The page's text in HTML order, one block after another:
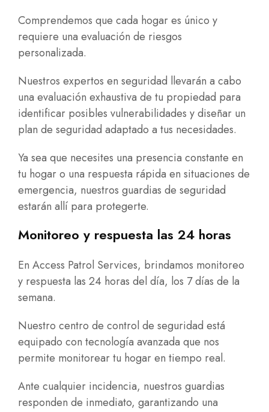
Comprendemos que cada hogar es único y
requiere una evaluación de riesgos
personalizada.
Nuestros expertos en seguridad llevarán a cabo
una evaluación exhaustiva de tu propiedad para
identificar posibles vulnerabilidades y diseñar un
plan de seguridad adaptado a tus necesidades.
Ya sea que necesites una presencia constante en
tu hogar o una respuesta rápida en situaciones de
emergencia, nuestros guardias de seguridad
estarán allí para protegerte.
Monitoreo y respuesta las 24 horas
En Access Patrol Services, brindamos monitoreo
y respuesta las 24 horas del día, los 7 días de la
semana.
Nuestro centro de control de seguridad está
equipado con tecnología avanzada que nos
permite monitorear tu hogar en tiempo real.
Ante cualquier incidencia, nuestros guardias
responden de inmediato, garantizando una